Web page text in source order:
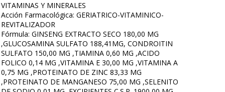
VITAMINAS Y MINERALES
Acción Farmacológica: GERIATRICO-VITAMINICO-
REVITALIZADOR
Fórmula: GINSENG EXTRACTO SECO 180,00 MG
,GLUCOSAMINA SULFATO 188,41MG, CONDROITIN
SULFATO 150,00 MG ,TIAMINA 0,60 MG ,ACIDO
FOLICO 0,14 MG ,VITAMINA E 30,00 MG ,VITAMINA A
0,75 MG ,PROTEINATO DE ZINC 83,33 MG
,PROTEINATO DE MANGANESO 75,00 MG ,SELENITO